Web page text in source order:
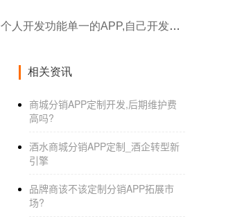
一个人开发功能单一的APP,自己开发一个app难吗
相关资讯
商城分销APP定制开发,后期维护费
高吗?
酒水商城分销APP定制_酒企转型新
引擎
品牌商该不该定制分销APP拓展市
场?